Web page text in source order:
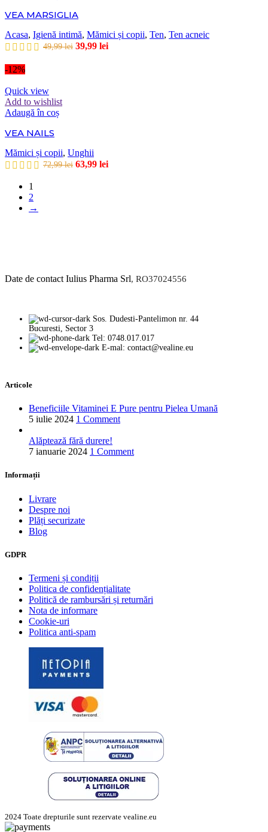
VEA MARSIGLIA
Acasa, Igienă intimă, Mămici și copii, Ten, Ten acneic
49,99lei 39,99 lei
-12%
Quick view
Add to wishlist
Adaugă în coș
VEA NAILS
Mămici și copii, Unghii
72,99lei 63,99 lei
1
2
→
Date de contact Iulius Pharma Srl, RO37024556
Sos. Dudesti-Pantelimon nr. 44
Bucuresti, Sector 3
Tel: 0748.017.017
E-mal: contact@vealine.eu
Articole
Beneficiile Vitaminei E Pure pentru Pielea Umană
5 iulie 2024 1 Comment
Alăptează fără durere!
7 ianuarie 2024 1 Comment
Informații
Livrare
Despre noi
Plăți securizate
Blog
GDPR
Termeni și condiții
Politica de confidențialitate
Politică de rambursări și returnări
Nota de informare
Cookie-uri
Politica anti-spam
2024 Toate drepturile sunt rezervate vealine.eu